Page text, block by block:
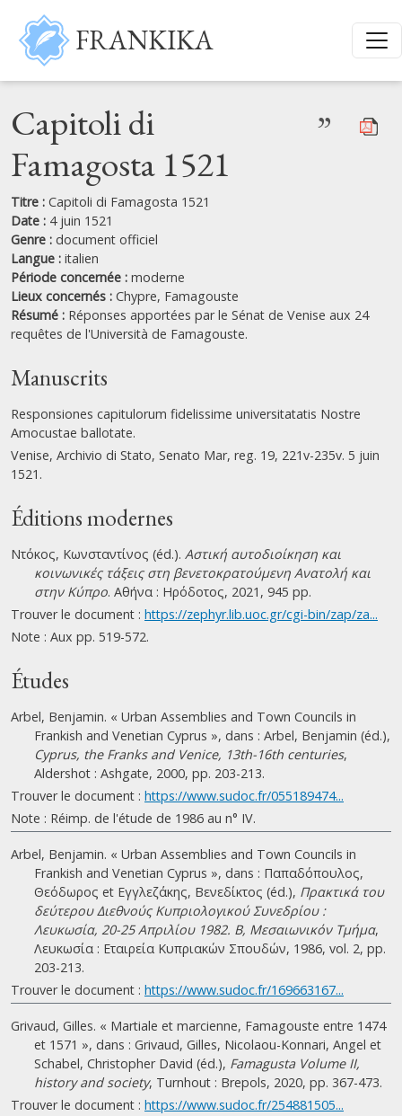
Aller au contenu principal
FRANKIKA
Capitoli di
Famagosta 1521
”
Titre : Capitoli di Famagosta 1521
Date : 4 juin 1521
Genre : document officiel
Langue : italien
Période concernée : moderne
Lieux concernés : Chypre, Famagouste
Résumé : Réponses apportées par le Sénat de Venise aux 24
requêtes de l'Università de Famagouste.
Manuscrits
Responsiones capitulorum fidelissime universitatatis Nostre
Amocustae ballotate.
Venise, Archivio di Stato, Senato Mar, reg. 19, 221v-235v. 5 juin
1521.
Éditions modernes
Ντόκος, Κωνσταντίνος (éd.). Αστική αυτοδιοίκηση και
κοινωνικές τάξεις στη βενετοκρατούμενη Ανατολή και
στην Κύπρο. Αθήνα : Ηρόδοτος, 2021, 945 pp.
Trouver le document : https://zephyr.lib.uoc.gr/cgi-bin/zap/za...
Note : Aux pp. 519-572.
Études
Arbel, Benjamin. « Urban Assemblies and Town Councils in
Frankish and Venetian Cyprus », dans : Arbel, Benjamin (éd.),
Cyprus, the Franks and Venice, 13th-16th centuries,
Aldershot : Ashgate, 2000, pp. 203-213.
Trouver le document : https://www.sudoc.fr/055189474...
Note : Réimp. de l'étude de 1986 au n° IV.
Arbel, Benjamin. « Urban Assemblies and Town Councils in
Frankish and Venetian Cyprus », dans : Παπαδόπουλος,
Θεόδωρος et Εγγλεζάκης, Βενεδίκτος (éd.), Πρακτικά του
δεύτερου Διεθνούς Κυπριολογικού Συνεδρίου :
Λευκωσία, 20-25 Απριλίου 1982. B, Μεσαιωνικόν Τμήμα,
Λευκωσία : Εταιρεία Κυπριακών Σπουδών, 1986, vol. 2, pp.
203-213.
Trouver le document : https://www.sudoc.fr/169663167...
Grivaud, Gilles. « Martiale et marcienne, Famagouste entre 1474
et 1571 », dans : Grivaud, Gilles, Nicolaou-Konnari, Angel et
Schabel, Christopher David (éd.), Famagusta Volume II,
history and society, Turnhout : Brepols, 2020, pp. 367-473.
Trouver le document : https://www.sudoc.fr/254881505...